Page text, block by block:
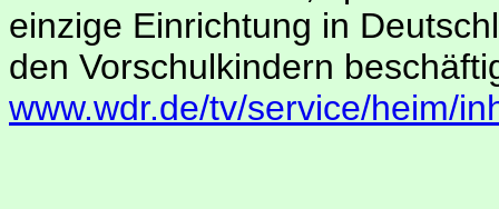
einzige Einrichtung in
den Vorschulkindern
www.wdr.de/tv/service/heim/